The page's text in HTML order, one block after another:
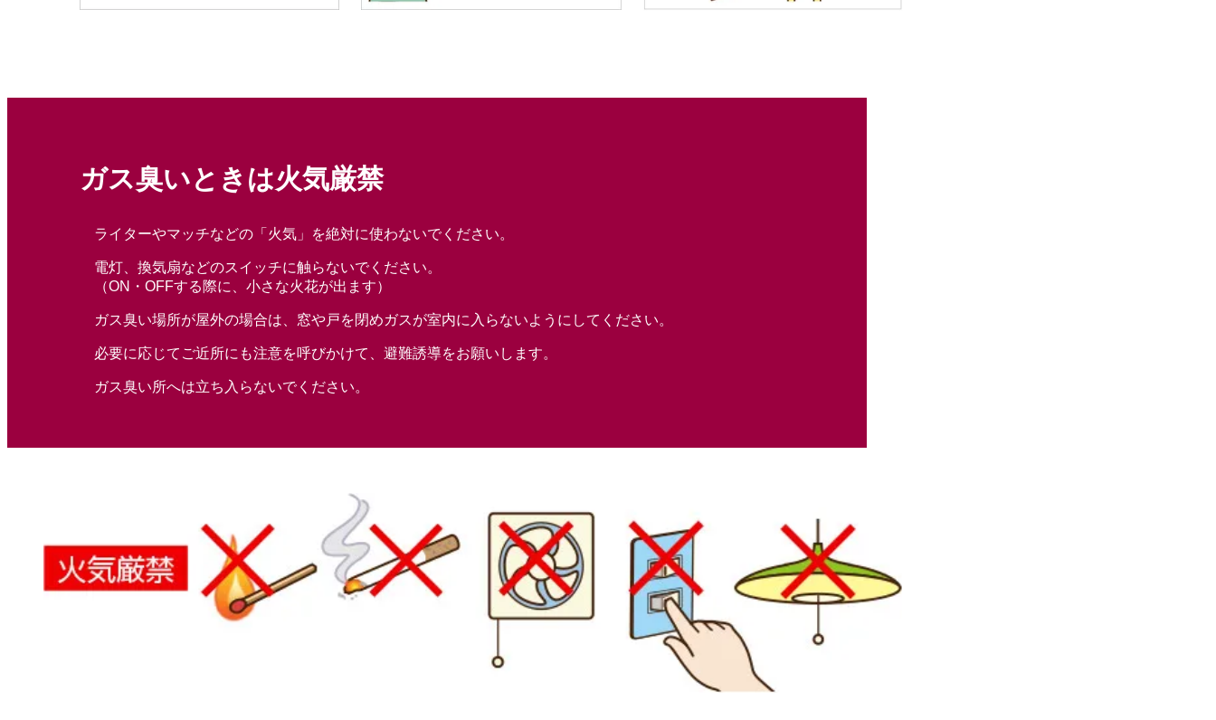
ガス臭いときは火気厳禁
ライターやマッチなどの 「火気」を絶対に使わないでください。
電灯、換気扇などのスイッチに触らないでください。
（ON・OFFする際に、小さな火花が出ます）
ガス臭い場所が屋外の場合は、窓や戸を閉めガスが室内に入らないようにしてください。
必要に応じてご近所にも注意を呼びかけて、避難誘導をお願いします。
ガス臭い所へは立ち入らないでください。